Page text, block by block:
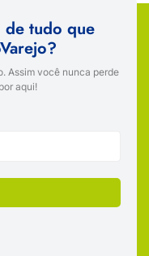
tudo que
Assim você nunca perde
aqui!